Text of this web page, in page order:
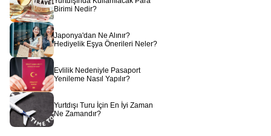
turda, doğanın nasıl korunduğuna ve insanların doğayla nasıl
uyum içinde yaşadığına şahit olursunuz. Betonlaşmanın olmadığı,
her metrekarenin yeşile ayrıldığı bu köyler, modern şehir
hayatının stresinden arınmak için en doğal reçetedir.
köyleri gezileri dahil
Coğrafi yakınlıkları nedeniyle Alpler ve Güney Almanya kasabaları
kültürel olarak birbirine çok benzerlik gösterse de, her birinin
kendine has bir karakteri vardır.
Kasabaları Turu, bu geçişkenliği en iyi gözlemleyebileceğiniz
rotadır. Bir tarafta İsviçre’nin bağımsız ve doğacı ruhu, diğer
tarafta Almanya’nın disiplinli ve tarihine bağlı yapısı, seyahatinizi
Birimi Nedir?
Japonya'dan Ne Alınır?
Hediyelik Eşya Önerileri Neler?
Evlilik Nedeniyle Pasaport
Yenileme Nasıl Yapılır?
Yurtdışı Turu İçin En İyi Zaman
Ne Zamandır?